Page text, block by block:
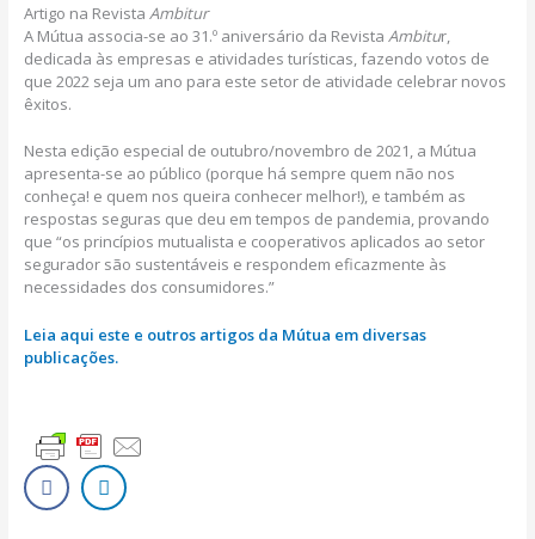
Artigo na Revista Ambitur
A Mútua associa-se ao 31.º aniversário da Revista Ambitur,
dedicada às empresas e atividades turísticas, fazendo votos de
que 2022 seja um ano para este setor de atividade celebrar novos
êxitos.
Nesta edição especial de outubro/novembro de 2021, a Mútua
apresenta-se ao público (porque há sempre quem não nos
conheça! e quem nos queira conhecer melhor!), e também as
respostas seguras que deu em tempos de pandemia, provando
que “os princípios mutualista e cooperativos aplicados ao setor
segurador são sustentáveis e respondem eficazmente às
necessidades dos consumidores.”
Leia aqui este e outros artigos da Mútua em diversas
publicações.